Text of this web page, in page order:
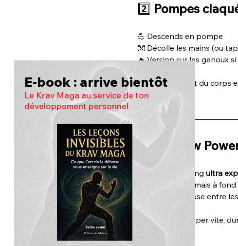
E-book : arrive bientôt
Le Krav Maga au service de ton
développement personnel
2️⃣ Pompes
💪 Descends en pompe
👐 Décolle les mains (ou
🔥 Version sur les genoux
🎯 Objectif : haut du corps
3️⃣ Shadow
🥷 Shadow boxing ultra
💥 Combo libre mais à
🛑 10 sec de pause entre
🎯 Objectif : frapper vite,